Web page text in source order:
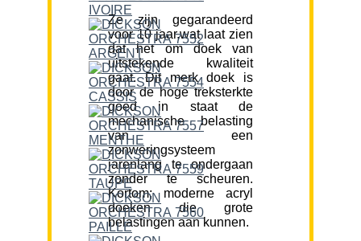
Ze zijn gegarandeerd
voor 10 jaar,wat laat zien
dat het om doek van
uitstekende kwaliteit
gaat. Dit merk doek is
door de hoge treksterkte
goed in staat de
mechanische belasting
van een
zonweringsysteem
jarenlang te ondergaan
zonder te scheuren.
Kortom; moderne acryl
doeken die grote
belastingen aan kunnen.